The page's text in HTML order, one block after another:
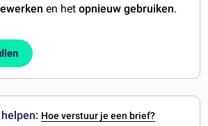
en hetopnieuw gebruiken.
Hoe verstuur je een brief?